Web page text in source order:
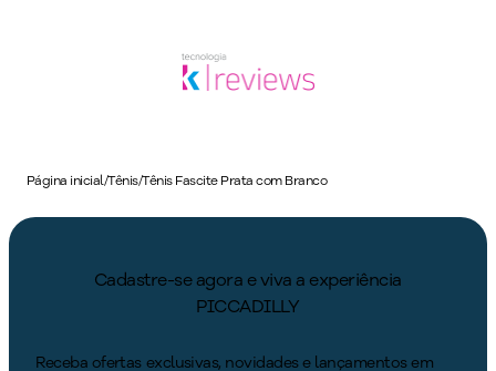
Página inicial/Tênis/Tênis Fascite Prata com Branco
Cadastre-se agora e viva a experiência
PICCADILLY
Receba ofertas exclusivas, novidades e lançamentos em